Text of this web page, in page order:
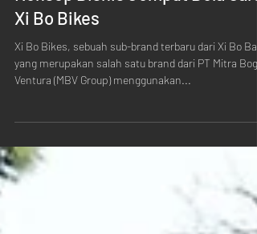
Konsep Bisnis Jemput Bola Cara
Xi Bo Bikes
Xi Bo Bikes, sebuah sub-brand terbaru dari Xi Bo Ba
yang merupakan salah satu brand dari PT Mitra Boga